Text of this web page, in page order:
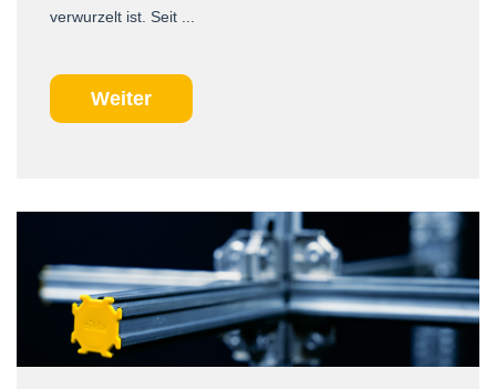
verwurzelt ist. Seit ...
Weiter